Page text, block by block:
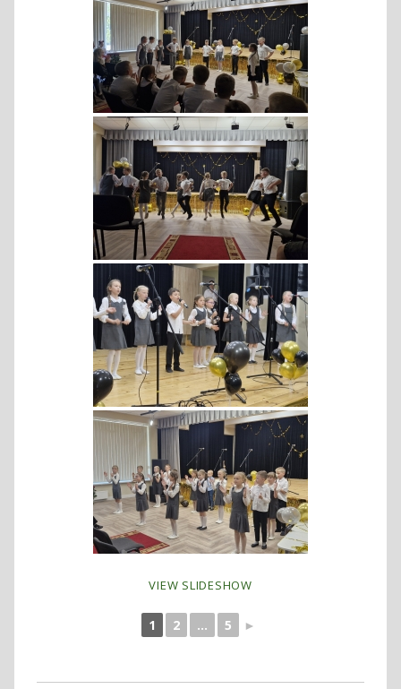
VIEW SLIDESHOW
1 2 ... 5 ►